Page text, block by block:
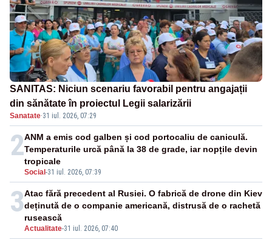
SANITAS: Niciun scenariu favorabil pentru angajații
din sănătate în proiectul Legii salarizării
Sanatate·31 iul. 2026, 07:29
2
Social -31 iul. 2026, 07:39
ANM a emis cod galben și cod portocaliu de caniculă.
Temperaturile urcă până la 38 de grade, iar nopțile devin
tropicale
3
Actualitate-31 iul. 2026, 07:40
Atac fără precedent al Rusiei. O fabrică de drone din Kiev
deținută de o companie americană, distrusă de o rachetă
rusească